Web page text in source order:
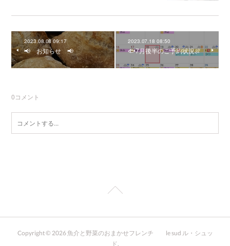
2023.08.08 09:17
📢 お知らせ 📢
2023.07.18 08:50
🐟7月後半のご予約状況🍖
0コメント
Copyright © 2026魚介と野菜のおまかせフレンチ le sud ル・シュッ
ド.